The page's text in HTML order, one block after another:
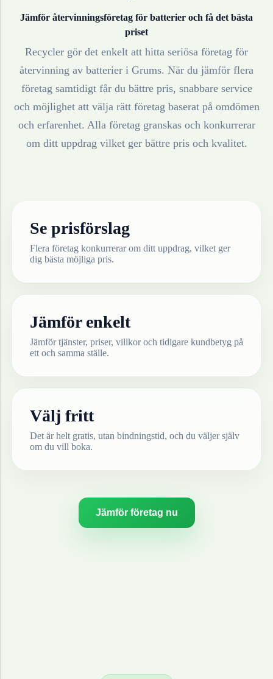
Jämför återvinningsföretag för batterier och få det bästa
priset
Recycler gör det enkelt att hitta seriösa företag för
återvinning av batterier i Grums. När du jämför flera
företag samtidigt får du bättre pris, snabbare service
och möjlighet att välja rätt företag baserat på omdömen
och erfarenhet. Alla företag granskas och konkurrerar
om ditt uppdrag vilket ger bättre pris och kvalitet.
Se prisförslag
Flera företag konkurrerar om ditt uppdrag, vilket ger
dig bästa möjliga pris.
Jämför enkelt
Jämför tjänster, priser, villkor och tidigare kundbetyg på
ett och samma ställe.
Välj fritt
Det är helt gratis, utan bindningstid, och du väljer själv
om du vill boka.
Jämför företag nu